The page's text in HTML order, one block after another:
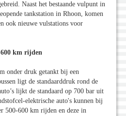
Naast het bestaande vulpunt in
tankstation in Rhoon, komen
ook nieuwe vulstations voor
600 km rijden
onder druk getankt bij een
ligt de standaarddruk rond de
lijkt de standaard op 700 bar uit
elektrische auto's kunnen bij
500-600 km rijden en deze in